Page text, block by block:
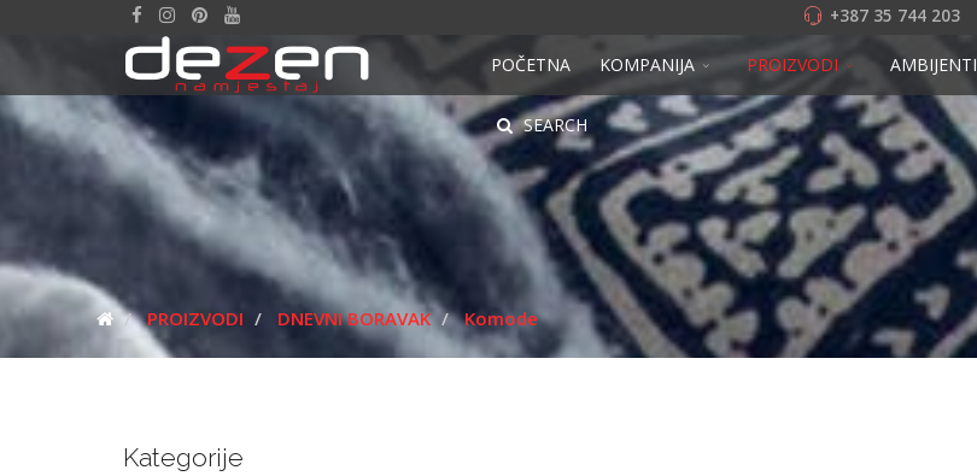
POČETNA KOMPANIJA PROIZVODI AMBIJENTI
SEARCH
+387 35 744 203
PROIZVODI DNEVNI BORAVAK Komode
Kategorije